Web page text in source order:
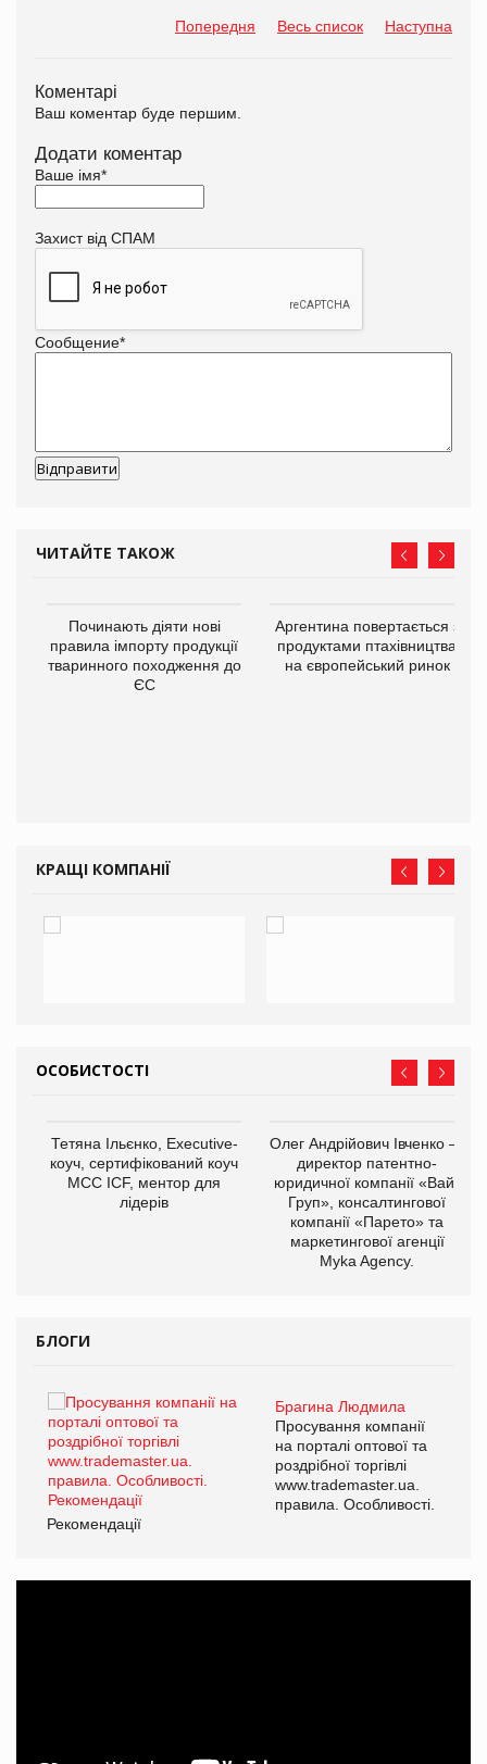
Попередня Весь список Наступна
Коментарі
Ваш коментар буде першим.
Додати коментар
Ваше імя*
Захист від СПАМ
Сообщение*
ЧИТАЙТЕ ТАКОЖ
Починають діяти нові
правила імпорту продукції
тваринного походження до
ЄС
Аргентина повертається з
продуктами птахівництва
на європейський ринок
КРАЩІ КОМПАНІЇ
ОСОБИСТОСТІ
Тетяна Ільєнко, Executive-
коуч, сертифікований коуч
МСС ICF, ментор для
лідерів
Олег Андрійович Івченко —
директор патентно-
юридичної компанії «Вайз
Груп», консалтингової
компанії «Парето» та
маркетингової агенції
Myka Agency.
БЛОГИ
Брагина Людмила
Просування компанії
на порталі оптової та
роздрібної торгівлі
www.trademaster.ua.
правила. Особливості.
Рекомендації